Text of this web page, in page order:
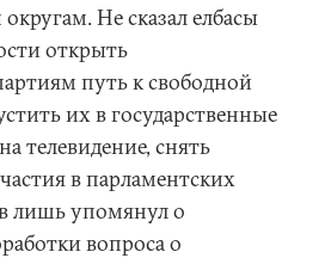
Не сказал елбасы
открыть
путь к свободной
их в государственные
телевидение, снять
в парламентских
лишь упомянул о
вопроса о